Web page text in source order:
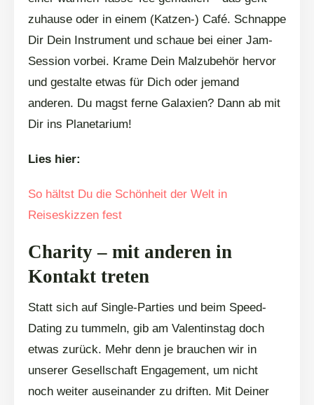
zuhause oder in einem (Katzen-) Café. Schnappe
Dir Dein Instrument und schaue bei einer Jam-
Session vorbei. Krame Dein Malzubehör hervor
und gestalte etwas für Dich oder jemand
anderen. Du magst ferne Galaxien? Dann ab mit
Dir ins Planetarium!
Lies hier:
So hältst Du die Schönheit der Welt in
Reiseskizzen fest
Charity – mit anderen in
Kontakt treten
Statt sich auf Single-Parties und beim Speed-
Dating zu tummeln, gib am Valentinstag doch
etwas zurück. Mehr denn je brauchen wir in
unserer Gesellschaft Engagement, um nicht
noch weiter auseinander zu driften. Mit Deiner